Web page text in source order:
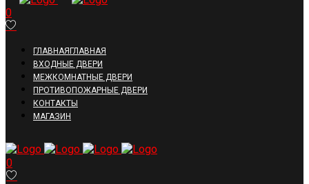
0
ГЛАВНАЯ ГЛАВНАЯ
ВХОДНЫЕ ДВЕРИ
МЕЖКОМНАТНЫЕ ДВЕРИ
ПРОТИВОПОЖАРНЫЕ ДВЕРИ
КОНТАКТЫ
МАГАЗИН
0